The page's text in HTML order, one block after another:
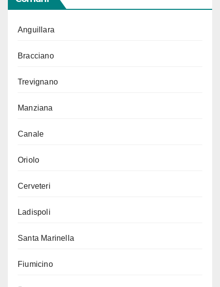
Anguillara
Bracciano
Trevignano
Manziana
Canale
Oriolo
Cerveteri
Ladispoli
Santa Marinella
Fiumicino